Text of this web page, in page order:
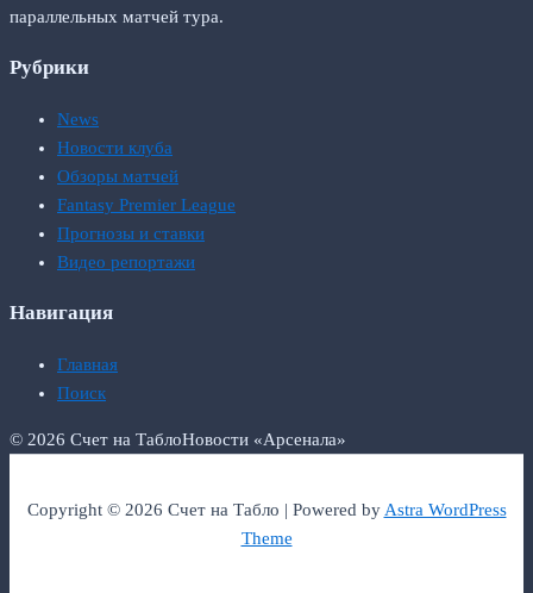
параллельных матчей тура.
Рубрики
News
Новости клуба
Обзоры матчей
Fantasy Premier League
Прогнозы и ставки
Видео репортажи
Навигация
Главная
Поиск
© 2026 Счет на ТаблоНовости «Арсенала»
Copyright © 2026 Счет на Табло | Powered byAstra WordPress
Theme